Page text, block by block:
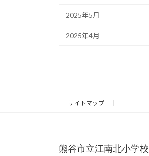
2025年5月
2025年4月
サイトマップ
熊谷市立江南北小学校